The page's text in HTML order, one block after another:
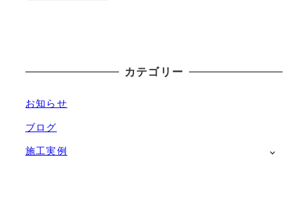
カテゴリー
お知らせ
ブログ
施工実例